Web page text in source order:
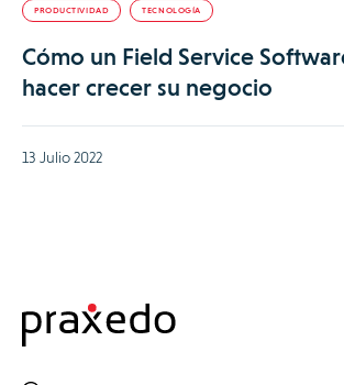
PRODUCTIVIDAD TECNOLOGÍA
Cómo un Field Service
hacer crecer su negocio
13 Julio 2022